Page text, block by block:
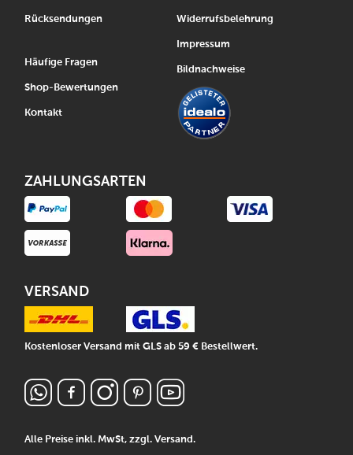
Rücksendungen
Häufige Fragen
Shop-Bewertungen
Kontakt
Alle Preise inkl. MwSt, zzgl.Versand.
Widerrufsbelehrung
Impressum
Bildnachweise
ZAHLUNGSARTEN
VERSAND
Kostenloser Versand mit GLS ab 59 € Bestellwert.